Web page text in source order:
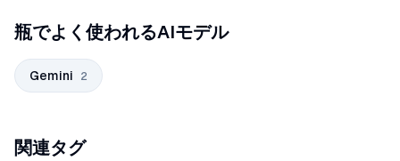
瓶でよく使われるAIモデル
Gemini 2
関連タグ